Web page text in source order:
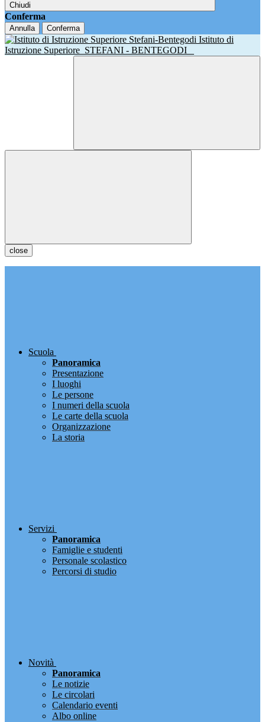
Chiudi
Conferma
Annulla Conferma
Istituto di
Istruzione Superiore STEFANI - BENTEGODI
close
Scuola
Panoramica
Presentazione
I luoghi
Le persone
I numeri della scuola
Le carte della scuola
Organizzazione
La storia
Servizi
Panoramica
Famiglie e studenti
Personale scolastico
Percorsi di studio
Novità
Panoramica
Le notizie
Le circolari
Calendario eventi
Albo online